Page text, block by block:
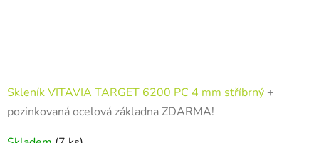
Skleník VITAVIA TARGET 6200 PC 4 mm stříbrný +
pozinkovaná ocelová základna ZDARMA!